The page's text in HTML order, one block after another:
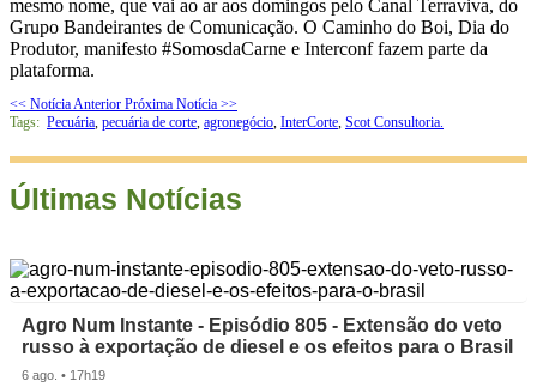
mesmo nome, que vai ao ar aos domingos pelo Canal Terraviva, do
Grupo Bandeirantes de Comunicação. O Caminho do Boi, Dia do
Produtor, manifesto #SomosdaCarne e Interconf fazem parte da
plataforma.
<< Notícia Anterior Próxima Notícia >>
Tags: Pecuária, pecuária de corte, agronegócio, InterCorte, Scot Consultoria.
Últimas Notícias
Agro Num Instante - Episódio 805 - Extensão do veto
russo à exportação de diesel e os efeitos para o Brasil
6 ago. • 17h19